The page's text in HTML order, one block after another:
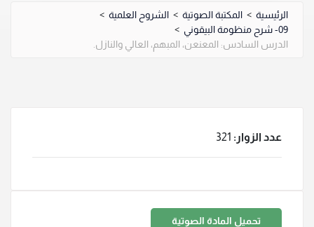
الرئيسية > المكتبة الصوتية > الشروح العلمية >
09- شرح منظومة البيقوني
>
الدرس السادس: المعنعن، المبهم، العالي والنازل.
عدد الزوار: 321
تحميل المادة الصوتية